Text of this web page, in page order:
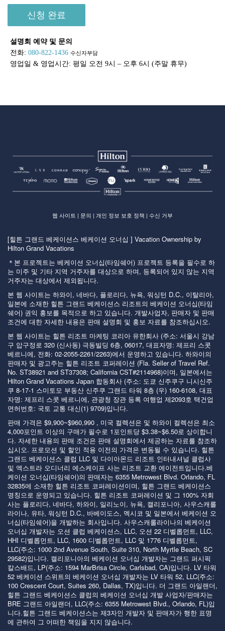
설명회 예약 및 문의
전화: 080-822-1436 수신자부담
영업일 & 영업시간: 평일 오전 9시 – 오후 6시 (주말 휴무)
웹 사이트 | 문의 | 개인 정보 보호 정책 | 수신 거부
[힐튼 그랜드 베케이션스 베케이션 오너십 ] Vacation Ownership by
Hilton Grand Vacations
＊본 프로젝트는 베케이션 오너십(타임쉐어) 프로젝트 등록을 필수로 하
는 미주 및 기타 지역 거주자를 대상으로 하며, 등록되어 있지 않는 지역
거주자는 대상에서 제외됩니다.
본 웹 사이트는 하와이, 네바다, 플로리다, 뉴욕, 워싱턴 D.C., 이탈리아,
일본에 소재한 힐튼 그랜드 베케이션스 리조트의 베케이션 오너십(타임
쉐어) 권익 홍보를 목적으로 하고 있습니다. 개발사업자, 판매자 및 판매
조건에 대한 자세한 내용은 판매 설명회 및 홍보 자료를 참조하십시오.
본 웹 사이트는 힐튼 리조트 마케팅 코리아 유한회사 (주소: 서울시 강남
구 압구정로 320 (신사동) 극동빌딩 6층, 06017, 대표자명: 제프리 스콧
베르니에, 전화: 02-2055-2261/2263)에서 운영하고 있습니다. 하와이의
판매자 및 광고주는 힐튼 리조트 코퍼레이션 (Fla. Seller of Travel Ref.
No. ST38921 and ST37308; California CST#2114968)이며, 일본에서는
Hilton Grand Vacations Japan 합동회사 (주소: 도쿄 신주쿠구 니시신주
쿠 8-17-1 스미토모 부동산 신주쿠 그랜드 타워 8층 (우) 160-6108, 대표
자명: 제프리 스콧 베르니에, 관광청 장관 등록 여행업 제2093호 택건업
면허번호: 국토 교통 대신(1) 9709)입니다.
판매 가격은 $9,900~$960,990 , 미국 컬렉션은 및 하와이 컬렉션은 최소
4,000포인트 이상의 구매가 필수로 1포인트당 $3.38~$6.50로 상이합니
다. 자세한 내용의 판매 조건은 판매 설명회에서 제공하는 자료를 참조하
십시오. 프로모션 및 할인 적용 이전의 가격은 변동될 수 있습니다. 힐튼
그랜드 베케이션스 클럽 LLC 및 다이아몬드 리조트 인터내셔널 클럽사
및 엑스트라 오디너리 에스케이프 사는 리조트 교환 에이전트입니다.베
케이션 오너십(타임쉐어)의 판매자는 6355 Metrowest Blvd. Orlando, FL
32835에 소재한 힐튼 리조트 코퍼레이션이며, 힐튼 그랜드 베케이션스
명칭으로 운영되고 있습니다. 힐튼 리조트 코퍼레이션 및 그 100% 자회
사는 플로리다, 네바다, 하와이, 일리노이, 뉴욕, 캘리포니아, 사우스캐롤
라이나, 유타, 워싱턴 D.C., 바베이도스, 멕시코 및 일본에서 베케이션 오
너십(타임쉐어)을 개발하는 회사입니다. 사우스캐롤라이나의 베케이션
오너십 개발자는 오션 클럽 베케이션스, LLC, 오션 22 디벨롭먼트, LLC,
HHI 디벨롭먼트, LLC, 1600 디벨롭먼트, LLC 및 1776 디벨롭먼트,
LLC(주소: 1000 2nd Avenue South, Suite 310, North Myrtle Beach, SC
29582)입니다. 캘리포니아의 베케이션 오너십 개발자는 그랜드 퍼시픽
칼스배드, LP(주소: 1594 MarBrisa Circle, Carlsbad, CA)입니다. LV 타워
52 베케이션 스위트의 베케이션 오너십 개발자는 LV 타워 52, LLC(주소:
100 Crescent Court, Suites 260, Dallas, TX)입니다. 더 그랜드 아일랜더,
힐튼 그랜드 베케이션스 클럽의 베케이션 오너십 개발 사업자/판매자는
BRE 그랜드 아일랜더, LLC(주소: 6355 Metrowest Blvd., Orlando, FL)입
니다.힐튼 그랜드 베케이션스는 제3자인 개발자 및 판매자가 행한 표명
에 관하여 그 어떠한 책임을 지지 않습니다.